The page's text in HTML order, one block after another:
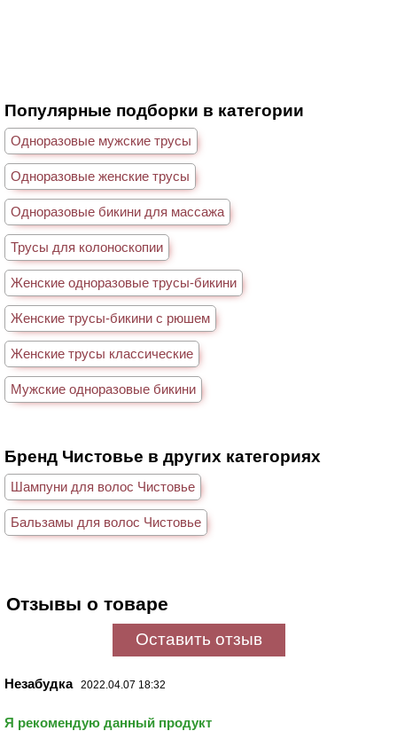
Популярные подборки в категории
Одноразовые мужские трусы
Одноразовые женские трусы
Одноразовые бикини для массажа
Трусы для колоноскопии
Женские одноразовые трусы-бикини
Женские трусы-бикини с рюшем
Женские трусы классические
Мужские одноразовые бикини
Бренд Чистовье в других категориях
Шампуни для волос Чистовье
Бальзамы для волос Чистовье
Отзывы о товаре
Оставить отзыв
Незабудка 2022.04.07 18:32
Я рекомендую данный продукт